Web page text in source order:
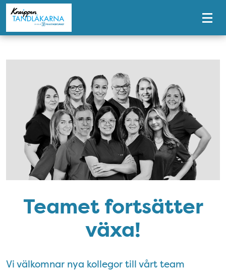
Tillgänglighetsmeny
Teamet fortsätter
växa!
Vi välkomnar nya kollegor till vårt team